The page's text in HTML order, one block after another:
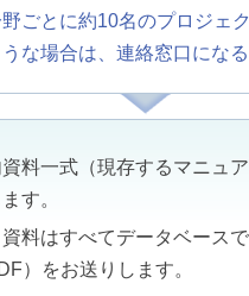
ごとに約10名のプロジェ
な場合は、連絡窓口にな
料一式（現存するマニュ
す。
料はすべてデータベース
）をお送りします。